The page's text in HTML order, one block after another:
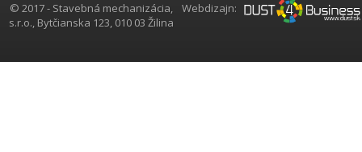
Webdizajn:
© 2017 - Stavebná mechanizácia,
s.r.o., Bytčianska 123, 010 03 Žilina